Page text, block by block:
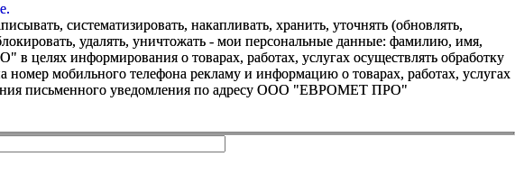
систематизировать, накапливать, хранить, уточнять (обновлять,
удалять, уничтожать - мои персональные данные: фамилию, имя,
информирования о товарах, работах, услугах осуществлять обработку
мобильного телефона рекламу и информацию о товарах, работах, услугах
письменного уведомления по адресу ООО "ЕВРОМЕТ ПРО"